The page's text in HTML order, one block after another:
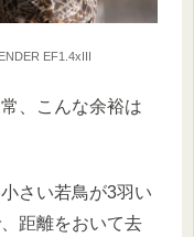
EF1.4xIII
、こんな余裕は
さい若鳥が3羽い
距離をおいて去